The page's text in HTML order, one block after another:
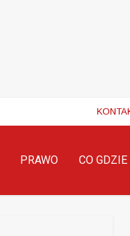
PRAWO CO